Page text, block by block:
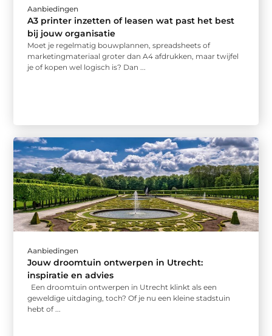
Aanbiedingen
A3 printer inzetten of leasen wat past het best
bij jouw organisatie
Moet je regelmatig bouwplannen, spreadsheets of
marketingmateriaal groter dan A4 afdrukken, maar twijfel
je of kopen wel logisch is? Dan ...
Aanbiedingen
Jouw droomtuin ontwerpen in Utrecht:
inspiratie en advies
Een droomtuin ontwerpen in Utrecht klinkt als een
geweldige uitdaging, toch? Of je nu een kleine stadstuin
hebt of ...